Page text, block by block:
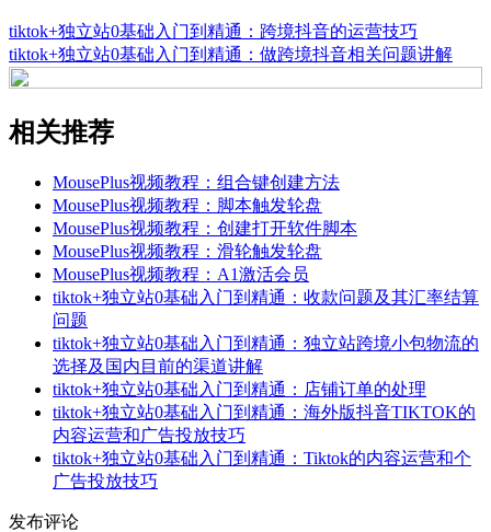
tiktok+独立站0基础入门到精通：跨境抖音的运营技巧
tiktok+独立站0基础入门到精通：做跨境抖音相关问题讲解
相关推荐
MousePlus视频教程：组合键创建方法
MousePlus视频教程：脚本触发轮盘
MousePlus视频教程：创建打开软件脚本
MousePlus视频教程：滑轮触发轮盘
MousePlus视频教程：A1激活会员
tiktok+独立站0基础入门到精通：收款问题及其汇率结算
问题
tiktok+独立站0基础入门到精通：独立站跨境小包物流的
选择及国内目前的渠道讲解
tiktok+独立站0基础入门到精通：店铺订单的处理
tiktok+独立站0基础入门到精通：海外版抖音TIKTOK的
内容运营和广告投放技巧
tiktok+独立站0基础入门到精通：Tiktok的内容运营和个
广告投放技巧
发布评论